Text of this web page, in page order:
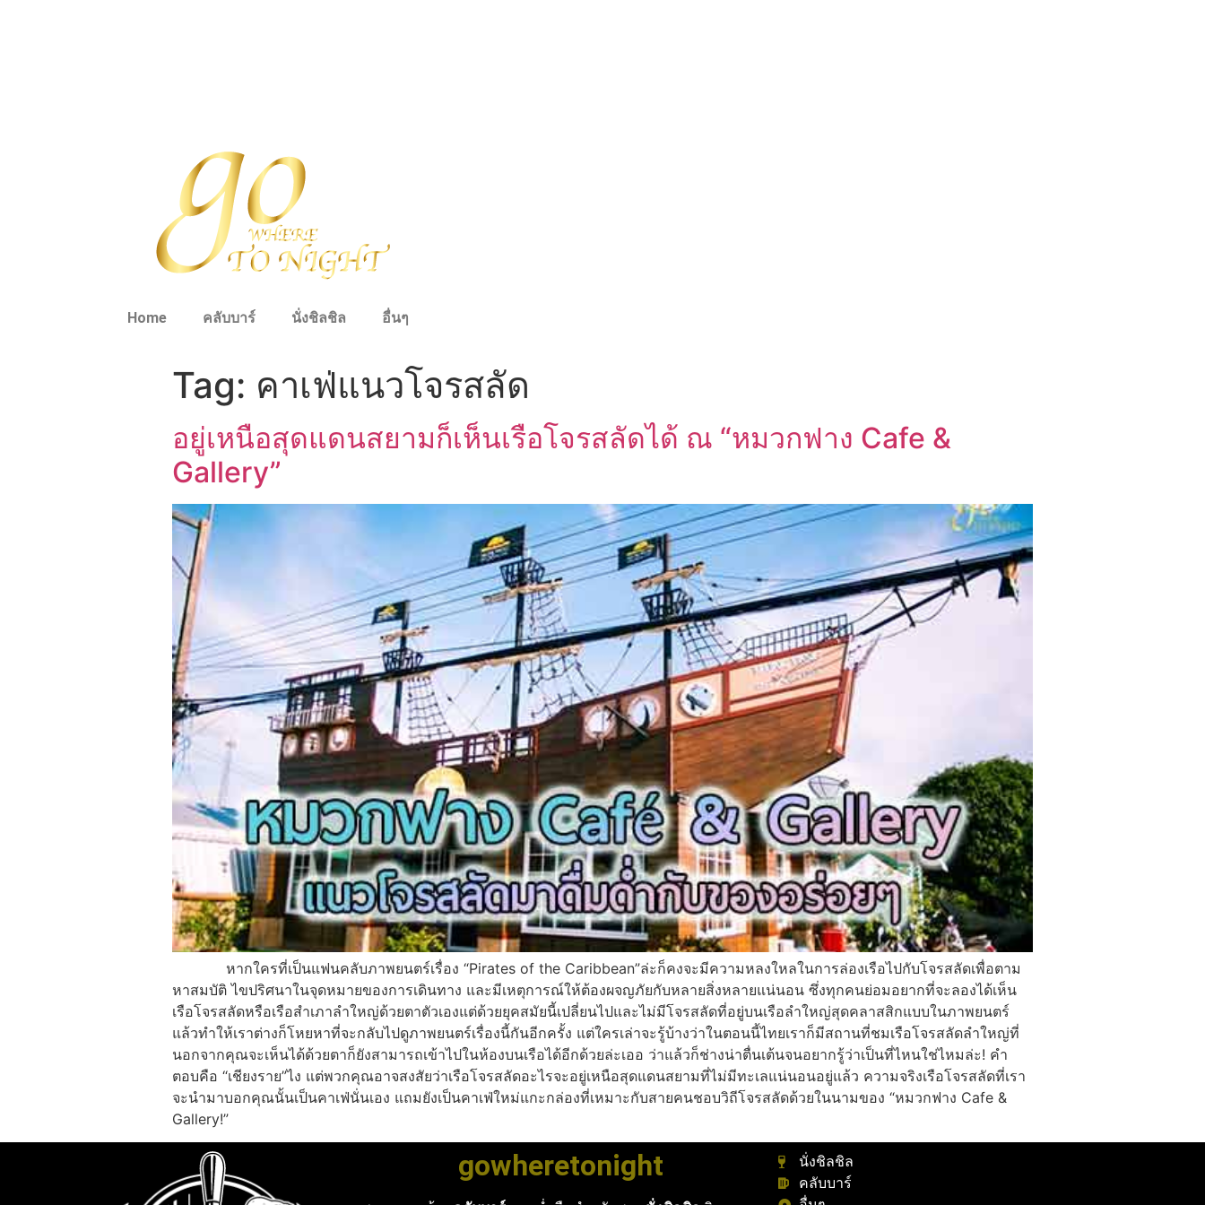
Home คลับบาร์ นั่งชิลชิล อื่นๆ
Tag: คาเฟ่แนวโจรสลัด
อยู่เหนือสุดแดนสยามก็เห็นเรือโจรสลัดได้ ณ “หมวกฟาง Cafe &
Gallery”
หากใครที่เป็นแฟนคลับภาพยนตร์เรื่อง “Pirates of the Caribbean”ล่ะก็คงจะมีความหลงใหลในการล่องเรือไปกับโจรสลัดเพื่อตาม
หาสมบัติ ไขปริศนาในจุดหมายของการเดินทาง และมีเหตุการณ์ให้ต้องผจญภัยกับหลายสิ่งหลายแน่นอน ซึ่งทุกคนย่อมอยากที่จะลองได้เห็น
เรือโจรสลัดหรือเรือสำเภาลำใหญ่ด้วยตาตัวเองแต่ด้วยยุคสมัยนี้เปลี่ยนไปและไม่มีโจรสลัดที่อยู่บนเรือลำใหญ่สุดคลาสสิกแบบในภาพยนตร์
แล้วทำให้เราต่างก็โหยหาที่จะกลับไปดูภาพยนตร์เรื่องนี้กันอีกครั้ง แต่ใครเล่าจะรู้บ้างว่าในตอนนี้ไทยเราก็มีสถานที่ชมเรือโจรสลัดลำใหญ่ที่
นอกจากคุณจะเห็นได้ด้วยตาก็ยังสามารถเข้าไปในห้องบนเรือได้อีกด้วยล่ะเออ ว่าแล้วก็ช่างน่าตื่นเต้นจนอยากรู้ว่าเป็นที่ไหนใช่ไหมล่ะ! คำ
ตอบคือ “เชียงราย”ไง แต่พวกคุณอาจสงสัยว่าเรือโจรสลัดอะไรจะอยู่เหนือสุดแดนสยามที่ไม่มีทะเลแน่นอนอยู่แล้ว ความจริงเรือโจรสลัดที่เรา
จะนำมาบอกคุณนั้นเป็นคาเฟ่นั่นเอง แถมยังเป็นคาเฟ่ใหม่แกะกล่องที่เหมาะกับสายคนชอบวิถีโจรสลัดด้วยในนามของ “หมวกฟาง Cafe &
Gallery!”
gowheretonight
นั่งชิลชิล
คลับบาร์